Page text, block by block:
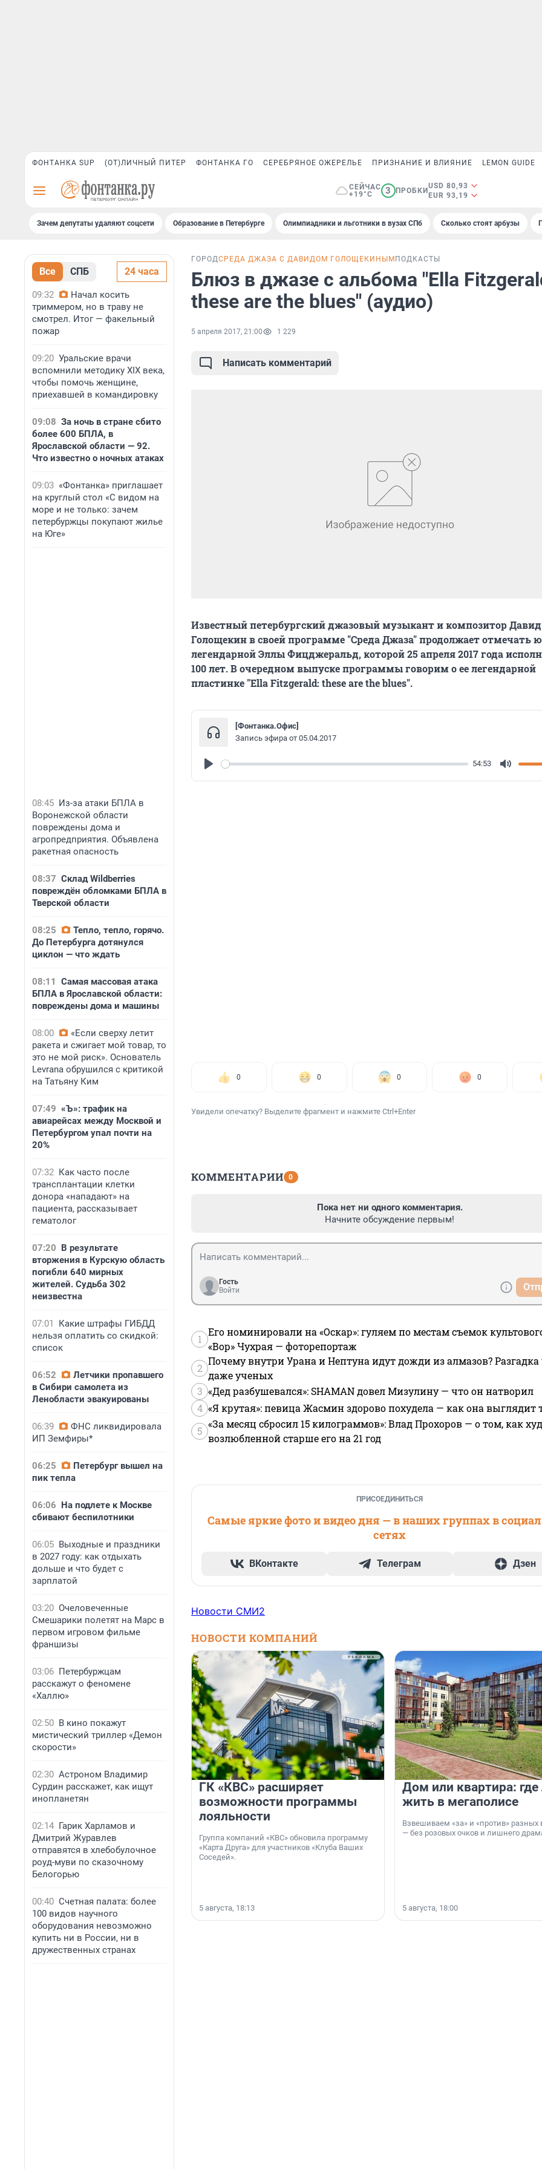
ФОНТАНКА SUP (ОТ)ЛИЧНЫЙ ПИТЕР ФОНТАНКА ГО СЕРЕБРЯНОЕ ОЖЕРЕЛЬЕ ПРИЗНАНИЕ И ВЛИЯНИЕ LEMON GUIDE
СЕЙЧАС
+19°C
3 ПРОБКИ
USD 80,93
EUR 93,19
Зачем депутаты удаляют соцсети Образование в Петербурге Олимпиадники и льготники в вузах СПб Сколько стоят арбузы
Все СПБ 24 часа
09:32
Начал косить
триммером, но в траву не
смотрел. Итог — факельный
пожар
09:20 Уральские врачи
вспомнили методику XIX века,
чтобы помочь женщине,
приехавшей в командировку
09:08 За ночь в стране сбито
более 600 БПЛА, в
Ярославской области — 92.
Что известно о ночных атаках
09:03 «Фонтанка» приглашает
на круглый стол «С видом на
море и не только: зачем
петербуржцы покупают жилье
на Юге»
08:45 Из-за атаки БПЛА в
Воронежской области
повреждены дома и
агропредприятия. Объявлена
ракетная опасность
08:37 Склад Wildberries
повреждён обломками БПЛА в
Тверской области
08:25
Тепло, тепло, горячо.
До Петербурга дотянулся
циклон — что ждать
08:11
Самая массовая атака
БПЛА в Ярославской области:
повреждены дома и машины
08:00
«Если сверху летит
ракета и сжигает мой товар, то
это не мой риск». Основатель
Levrana обрушился с критикой
на Татьяну Ким
07:49 «Ъ»: трафик на
авиарейсах между Москвой и
Петербургом упал почти на
20%
07:32 Как часто после
трансплантации клетки
донора «нападают» на
пациента, рассказывает
гематолог
07:20 В результате
вторжения в Курскую область
погибли 640 мирных
жителей. Судьба 302
неизвестна
07:01
Какие штрафы ГИБДД
нельзя оплатить со скидкой:
список
06:52
Летчики пропавшего
в Сибири самолета из
Ленобласти эвакуированы
06:39
ФНС ликвидировала
ИП Земфиры*
06:25
Петербург вышел на
пик тепла
06:06 На подлете к Москве
сбивают беспилотники
06:05 Выходные и праздники
в 2027 году: как отдыхать
дольше и что будет с
зарплатой
03:20 Очеловеченные
Смешарики полетят на Марс в
первом игровом фильме
франшизы
03:06 Петербуржцам
расскажут о феномене
«Халлю»
02:50 В кино покажут
мистический триллер «Демон
скорости»
02:30 Астроном Владимир
Сурдин расскажет, как ищут
инопланетян
02:14 Гарик Харламов и
Дмитрий Журавлев
отправятся в хлебобулочное
роуд-муви по сказочному
Белогорью
00:40 Счетная палата: более
100 видов научного
оборудования невозможно
купить ни в России, ни в
дружественных странах
ГОРОДСРЕДА ДЖАЗА С ДАВИДОМ ГОЛОЩЕКИНЫМ ПОДКАСТЫ
Блюз в джазе с альбома "Ella
these are the blues" (аудио)
5 апреля 2017, 21:00 1 229
Написать комментарий
Известный петербургский джазовый музыкант и композитор Давид
Голощекин в своей программе "Среда Джаза" продолжает отмечать
легендарной Эллы Фицджеральд, которой 25 апреля 2017 года
100 лет. В очередном выпуске программы говорим о ее легендарной
пластинке "Ella Fitzgerald: these are the blues".
[Фонтанка.Офис]
Запись эфира от 05.04.2017
54:53
0 0 0 0
Увидели опечатку? Выделите фрагмент и нажмите Ctrl+Enter
КОММЕНТАРИИ 0
Пока нет ни одного комментария.
Начните обсуждение первым!
Гость
Войти
1
Его номинировали на «Оскар»: гуляем по местам съемок
«Вор» Чухрая — фоторепортаж
2
Почему внутри Урана и Нептуна идут дожди из алмазов?
даже ученых
3 «Дед разбушевался»: SHAMAN довел Мизулину — что он натворил
4 «Я крутая»: певица Жасмин здорово похудела — как она выглядит
5
«За месяц сбросил 15 килограммов»: Влад Прохоров — о том, как
возлюбленной старше его на 21 год
ПРИСОЕДИНИТЬСЯ
Самые яркие фото и видео дня — в наших группах в
сетях
ВКонтакте Телеграм Дзен
Новости СМИ2
НОВОСТИ КОМПАНИЙ
ГК «КВС» расширяет
возможности программы
лояльности
Группа компаний «КВС» обновила программу
«Карта Друга» для участников «Клуба Ваших
Соседей».
5 августа, 18:13
Дом или квартира:
жить в мегаполисе
Взвешиваем «за» и «против» разных
— без розовых очков и лишнего
5 августа, 18:00